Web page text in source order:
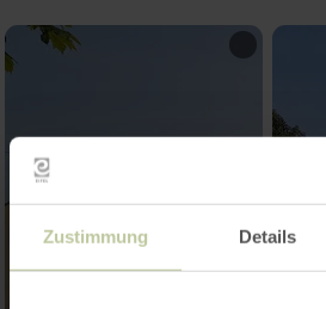
Zustimmung Details